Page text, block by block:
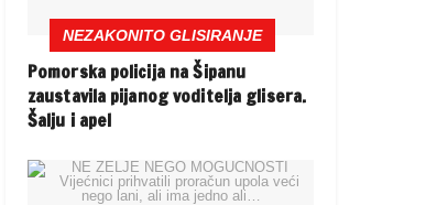
NEZAKONITO GLISIRANJE
Pomorska policija na Šipanu
zaustavila pijanog voditelja glisera.
Šalju i apel